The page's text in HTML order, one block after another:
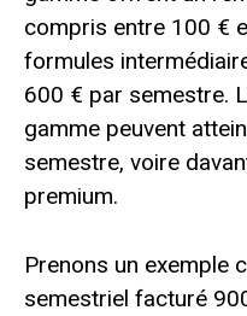
compris entre 100 €
formules
600 € par semestre.
gamme peuvent
semestre, voire
premium.
Prenons un exemple
semestriel facturé